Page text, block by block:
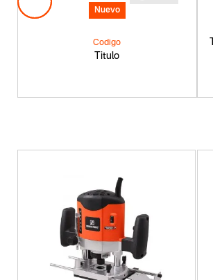
Nuevo
Titulo
Codigo